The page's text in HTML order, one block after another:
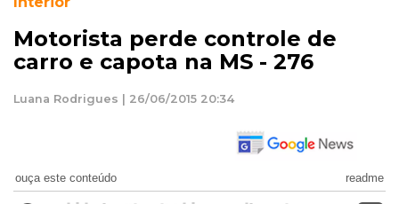
Motorista perde controle de
carro e capota na MS - 276
Luana Rodrigues | 26/06/2015 20:34
ouça este conteúdo readme